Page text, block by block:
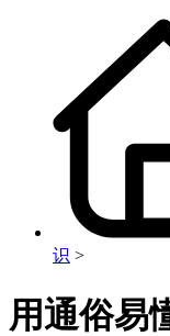
识 >
用通俗易